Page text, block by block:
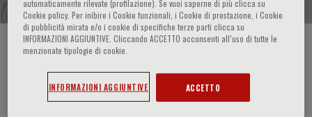
HOME PAGE / CURSOS Y EVENTOS
Vídeos y diapositivas
automaticamente rilevate (profilazione). Se vuoi saperne di più clicca su
Cookie policy. Per inibire i Cookie funzionali, i Cookie di prestazione, i Cookie
di pubblicità mirata e/o i cookie di specifiche terze parti clicca su
INFORMAZIONI AGGIUNTIVE. Cliccando ACCETTO acconsenti all’uso di tutte le
menzionate tipologie di cookie.
INFORMAZIONI AGGIUNTIVE ACCETTO